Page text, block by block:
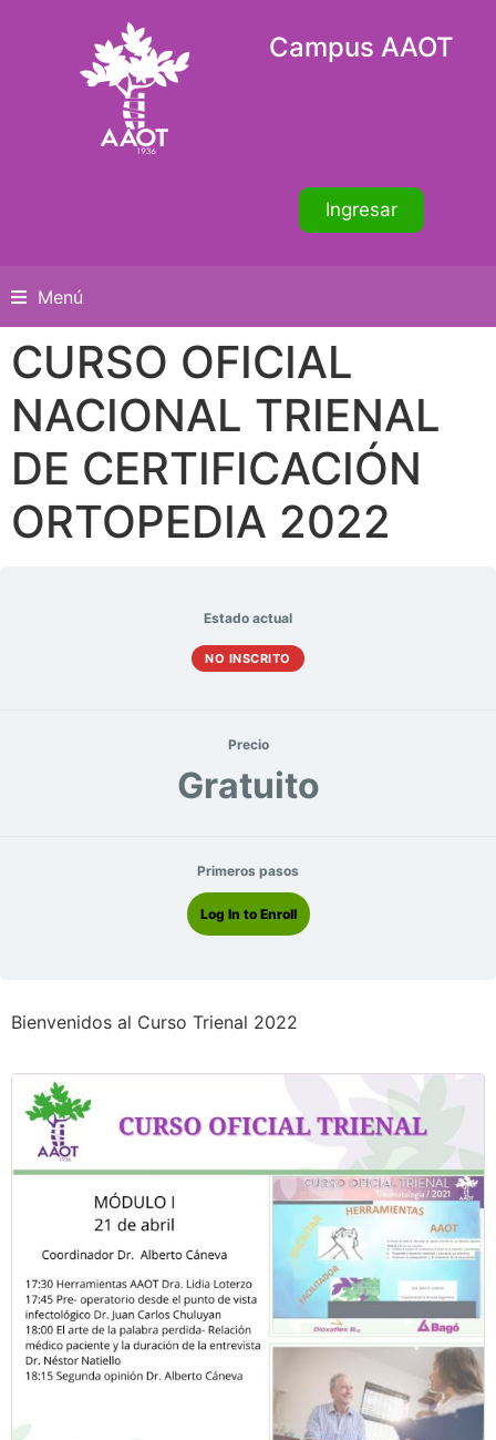
Campus AAOT
Ingresar
Menú
CURSO OFICIAL
NACIONAL TRIENAL
DE CERTIFICACIÓN
ORTOPEDIA 2022
Estado actual
NO INSCRITO
Precio
Gratuito
Primeros pasos
Log In to Enroll
Bienvenidos al Curso Trienal 2022